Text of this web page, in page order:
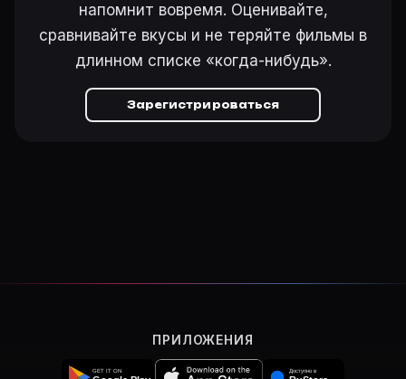
напомнит вовремя. Оценивайте,
сравнивайте вкусы и не теряйте фильмы в
длинном списке «когда-нибудь».
Зарегистрироваться
ПРИЛОЖЕНИЯ